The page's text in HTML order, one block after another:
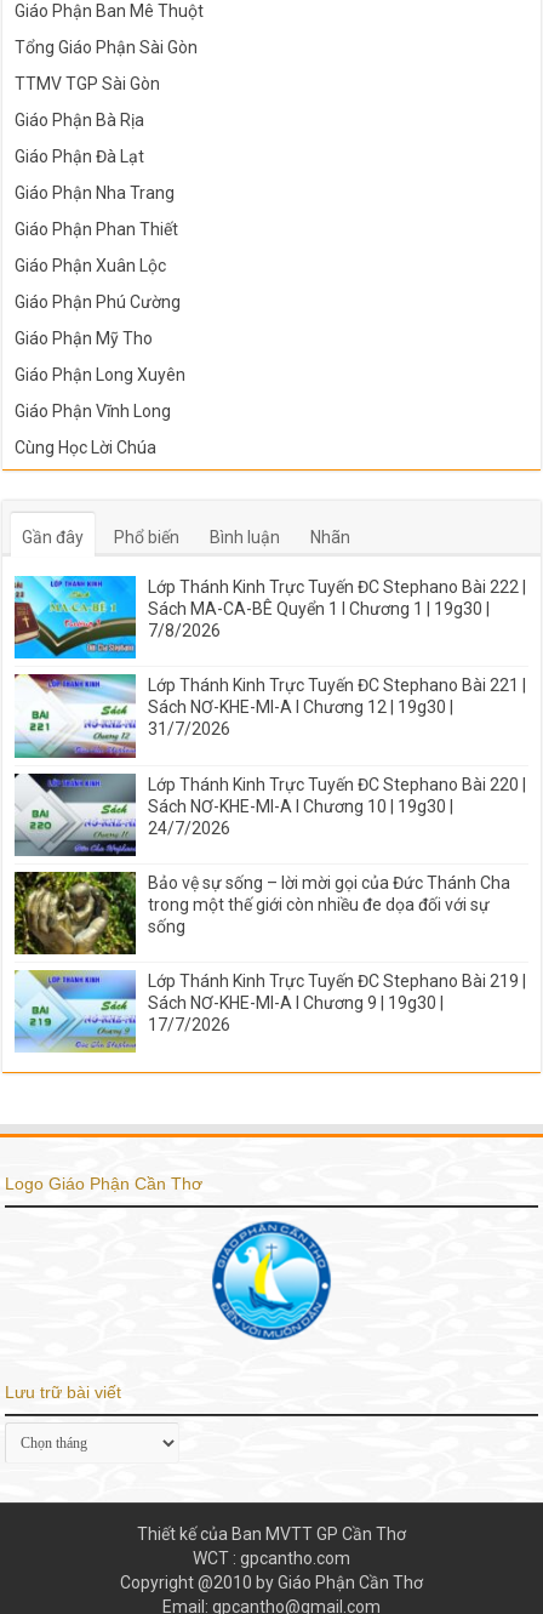
Giáo Phận Ban Mê Thuột
Tổng Giáo Phận Sài Gòn
TTMV TGP Sài Gòn
Giáo Phận Bà Rịa
Giáo Phận Đà Lạt
Giáo Phận Nha Trang
Giáo Phận Phan Thiết
Giáo Phận Xuân Lộc
Giáo Phận Phú Cường
Giáo Phận Mỹ Tho
Giáo Phận Long Xuyên
Giáo Phận Vĩnh Long
Cùng Học Lời Chúa
Gần đây Phổ biến Bình luận Nhãn
Lớp Thánh Kinh Trực Tuyến ĐC Stephano Bài 222 |
Sách MA-CA-BÊ Quyển 1 I Chương 1 | 19g30 |
7/8/2026
Lớp Thánh Kinh Trực Tuyến ĐC Stephano Bài 221 |
Sách NƠ-KHE-MI-A I Chương 12 | 19g30 |
31/7/2026
Lớp Thánh Kinh Trực Tuyến ĐC Stephano Bài 220 |
Sách NƠ-KHE-MI-A I Chương 10 | 19g30 |
24/7/2026
Bảo vệ sự sống – lời mời gọi của Đức Thánh Cha
trong một thế giới còn nhiều đe dọa đối với sự
sống
Lớp Thánh Kinh Trực Tuyến ĐC Stephano Bài 219 |
Sách NƠ-KHE-MI-A I Chương 9 | 19g30 |
17/7/2026
Logo Giáo Phận Cần Thơ
Lưu trữ bài viết
Lưu
trữ
Thiết kế của Ban MVTT GP Cần Thơ
WCT : gpcantho.com
Copyright @2010 by Giáo Phận Cần Thơ
Email: gpcantho@gmail.com